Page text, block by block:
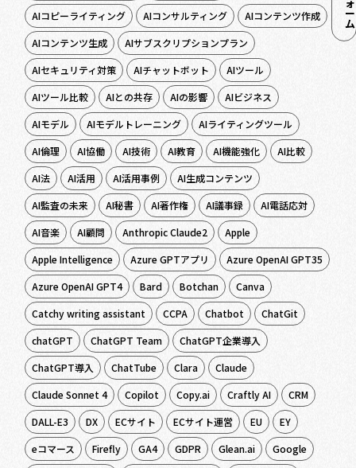
AIコピーライティング
AIコンサルティング
AIコンテンツ作成
AIコンテンツ生成
AIサブスクリプションプラン
AIセキュリティ対策
AIチャットボット
AIツール
AIツール比較
AIとの共存 AIの影響
AIビジネス
AIモデル
AIモデルトレーニング
AIライティングツール
AI倫理
AI協働 AI技術 AI教育 AI機能強化
AI比較
AI法
AI活用 AI活用事例
AI生成コンテンツ
AI監査の未来
AI秘書 AI著作権 AI議事録
AI電話応対
AI音楽
AI顧問 Anthropic Claude2
Apple
Apple Intelligence
Azure GPTアプリ
Azure OpenAI GPT35
Azure OpenAI GPT4
Bard Botchan
Canva
Catchy writing assistant
CCPA Chatbot
ChatGit
chatGPT
ChatGPT Team
ChatGPT企業導入
ChatGPT導入
ChatTube Clara
Claude
Claude Sonnet 4
Copilot Copy.ai Craftly AI
CRM
DALL-E3
DX ECサイト ECサイト運営 EU
EY
eコマース
Firefly GA4 GDPR Glean.ai
Google
ー
ム